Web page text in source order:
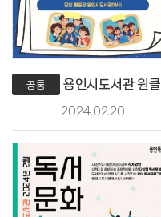
공통 용인시도서관 원클릭 대관신청 서비스 오픈!
2024.02.20